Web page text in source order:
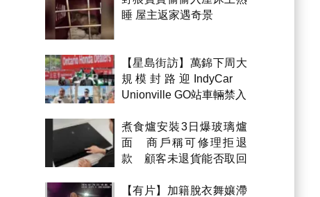
睡 屋主返家遇奇景
【星島街訪】萬錦下周大
規模封路迎IndyCar
Unionville GO站車輛禁入
煮食爐安裝3日爆玻璃爐
面 商戶稱可修理拒退
款 顧客未退貨能否取回
【有片】加籍脫衣舞孃滯